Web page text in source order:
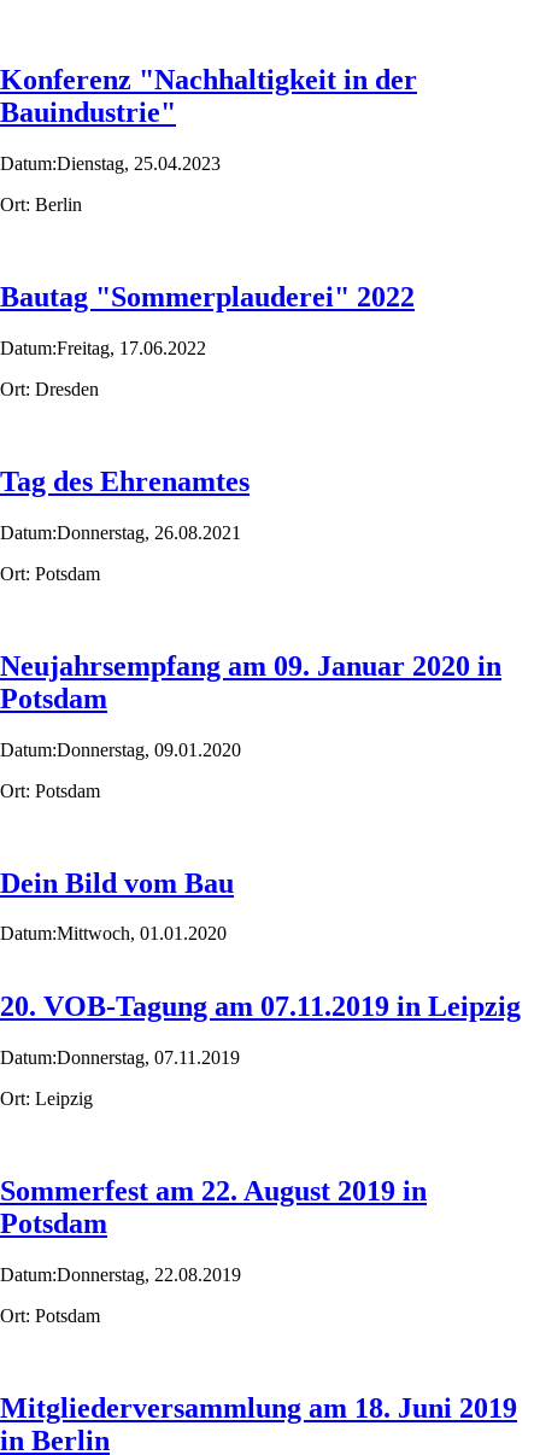
Konferenz "Nachhaltigkeit in der
Bauindustrie"
Datum:Dienstag, 25.04.2023
Ort: Berlin
Bautag "Sommerplauderei" 2022
Datum:Freitag, 17.06.2022
Ort: Dresden
Tag des Ehrenamtes
Datum:Donnerstag, 26.08.2021
Ort: Potsdam
Neujahrsempfang am 09. Januar 2020 in
Potsdam
Datum:Donnerstag, 09.01.2020
Ort: Potsdam
Dein Bild vom Bau
Datum:Mittwoch, 01.01.2020
20. VOB-Tagung am 07.11.2019 in Leipzig
Datum:Donnerstag, 07.11.2019
Ort: Leipzig
Sommerfest am 22. August 2019 in
Potsdam
Datum:Donnerstag, 22.08.2019
Ort: Potsdam
Mitgliederversammlung am 18. Juni 2019
in Berlin